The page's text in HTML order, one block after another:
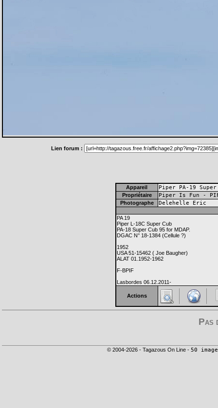
Lien forum :
Appareil Piper PA-19 Super
Propriétaire Piper Is Fun -
Photographe Delehelle Eric
PA 19
Piper L-18C Super Cub
PA-18 Super Cub 95 for MDAP.
DGAC N° 18-1384 (Cellule ?)
1952
USA 51-15462 ( Joe Baugher)
ALAT 01.1952-1962
F-BPIF
Lasbordes 06.12.2011-
Actions
Pas
© 2004-2026 - Tagazous On Line - 50